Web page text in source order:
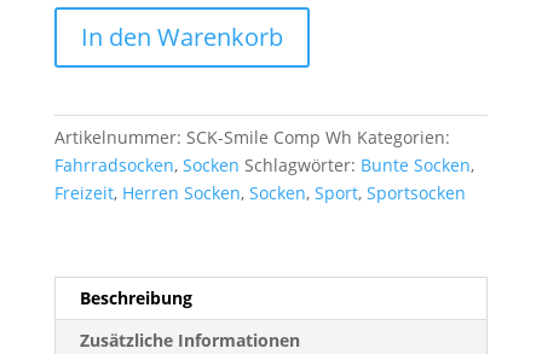
Radsocken
Komfort,
Belüftung
&
In den Warenkorb
Artikelnummer: SCK-Smile Comp Wh Kategorien:
Fahrradsocken, Socken Schlagwörter: Bunte Socken,
Freizeit, Herren Socken, Socken, Sport, Sportsocken
Beschreibung
Zusätzliche Informationen